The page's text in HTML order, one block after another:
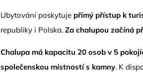
Ubytování poskytuje přímý přístup k
republiky i Polska.Za chalupou začíná
Chalupa má kapacitu 20 osob v 5
společenskou místností s kamny. K